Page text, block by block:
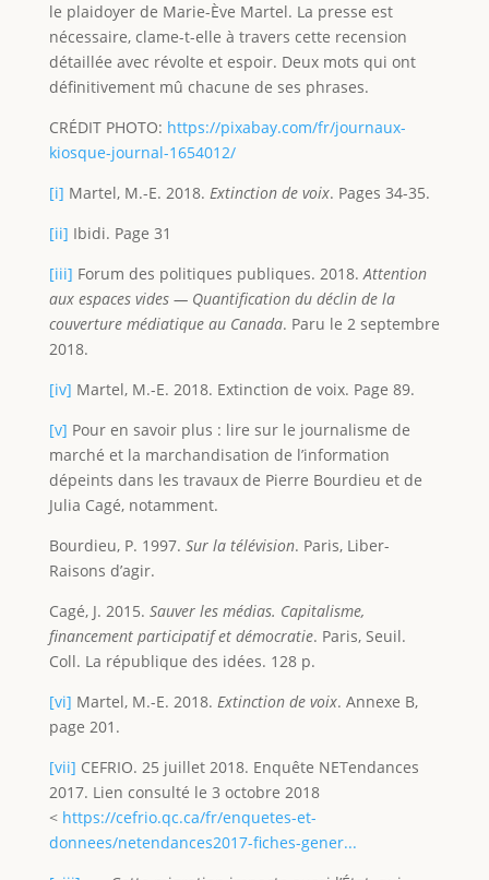
le plaidoyer de Marie-Ève Martel. La presse est
nécessaire, clame-t-elle à travers cette recension
détaillée avec révolte et espoir. Deux mots qui ont
définitivement mû chacune de ses phrases.
CRÉDIT PHOTO: https://pixabay.com/fr/journaux-
kiosque-journal-1654012/
[i] Martel, M.-E. 2018. Extinction de voix. Pages 34-35.
[ii] Ibidi. Page 31
[iii] Forum des politiques publiques. 2018.Attention
aux espaces vides — Quantification du déclin de la
couverture médiatique au Canada. Paru le 2 septembre
2018.
[iv] Martel, M.-E. 2018. Extinction de voix. Page 89.
[v] Pour en savoir plus : lire sur le journalisme de
marché et la marchandisation de l’information
dépeints dans les travaux de Pierre Bourdieu et de
Julia Cagé, notamment.
Bourdieu, P. 1997. Sur la télévision. Paris, Liber-
Raisons d’agir.
Cagé, J. 2015. Sauver les médias. Capitalisme,
financement participatif et démocratie. Paris, Seuil.
Coll. La république des idées. 128 p.
[vi] Martel, M.-E. 2018. Extinction de voix. Annexe B,
page 201.
[vii] CEFRIO. 25 juillet 2018. Enquête NETendances
2017. Lien consulté le 3 octobre 2018
< https://cefrio.qc.ca/fr/enquetes-et-
donnees/netendances2017-fiches-gener...